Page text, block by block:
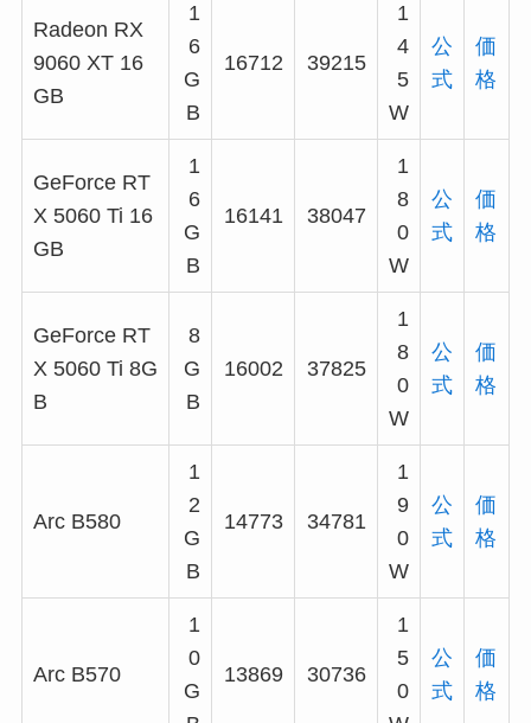
Radeon RX
9060 XT 16
GB
1
6
G
B
16712 39215
1
4
5
W
公
式
価
格
GeForce RT
X 5060 Ti 16
GB
1
6
G
B
16141 38047
1
8
0
W
公
式
価
格
GeForce RT
X 5060 Ti 8G
B
8
G
B
16002 37825
1
8
0
W
公
式
価
格
Arc B580
1
2
G
B
14773 34781
1
9
0
W
公
式
価
格
Arc B570
1
0
G
13869 30736
1
5
0
公
式
価
格